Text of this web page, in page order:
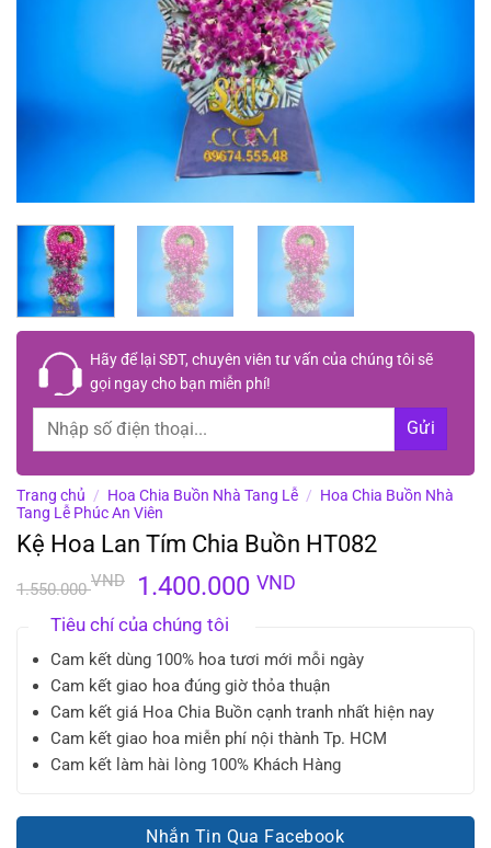
Hãy để lạiSĐT, chuyên viên tư vấn của chúng tôi sẽ
gọi ngay cho bạn miễn phí!
Trang chủ / Hoa Chia Buồn Nhà Tang Lễ / Hoa Chia Buồn Nhà
Tang Lễ Phúc An Viên
Kệ Hoa Lan Tím Chia Buồn HT082
1.550.000VND
Giá
gốc
là:
1.550.000 VND.
1.400.000 VNDGiá
là:
1.400.000 VND.
Tiêu chí của chúng tôi
Cam kết dùng 100% hoa tươi mới mỗi ngày
Cam kết giao hoa đúng giờ thỏa thuận
Cam kết giá Hoa Chia Buồn cạnh tranh nhất hiện nay
Cam kết giao hoa miễn phí nội thành Tp. HCM
Cam kết làm hài lòng 100% Khách Hàng
Nhắn Tin Qua Facebook